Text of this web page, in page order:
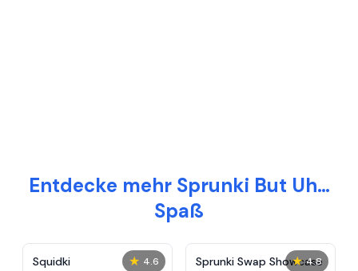
Entdecke mehr Sprunki But Uh…
Spaß
★ 4.6
Squidki ★ 4.8
Sprunki Swap Showcase